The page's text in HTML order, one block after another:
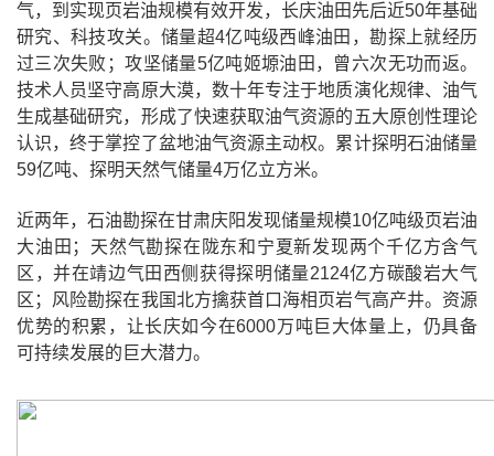
气，到实现页岩油规模有效开发，长庆油田先后近50年基础
研究、科技攻关。储量超4亿吨级西峰油田，勘探上就经历
过三次失败；攻坚储量5亿吨姬塬油田，曾六次无功而返。
技术人员坚守高原大漠，数十年专注于地质演化规律、油气
生成基础研究，形成了快速获取油气资源的五大原创性理论
认识，终于掌控了盆地油气资源主动权。累计探明石油储量
59亿吨、探明天然气储量4万亿立方米。
近两年，石油勘探在甘肃庆阳发现储量规模10亿吨级页岩油
大油田；天然气勘探在陇东和宁夏新发现两个千亿方含气
区，并在靖边气田西侧获得探明储量2124亿方碳酸岩大气
区；风险勘探在我国北方擒获首口海相页岩气高产井。资源
优势的积累，让长庆如今在6000万吨巨大体量上，仍具备
可持续发展的巨大潜力。